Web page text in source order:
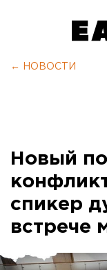
← НОВОСТИ
Новый
спикер
встрече